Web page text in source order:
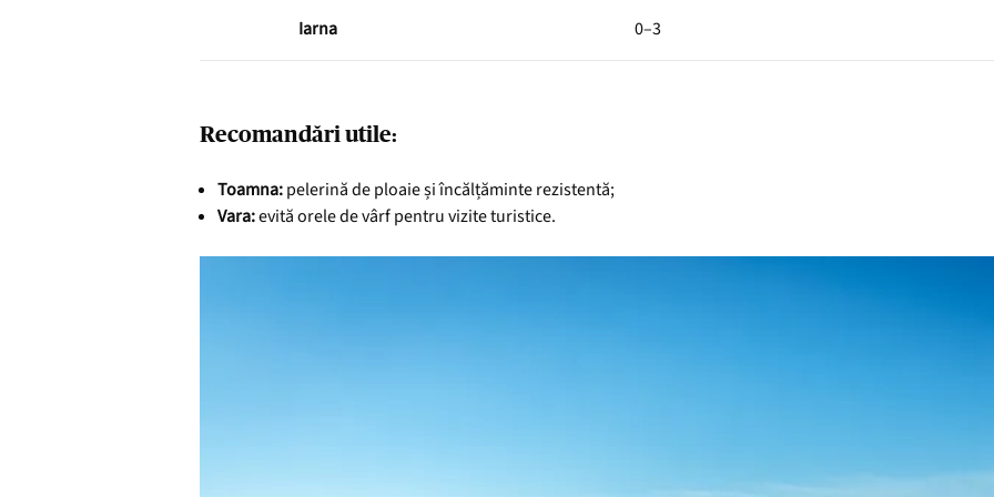
Iarna 0–3
Recomandări utile:
Toamna:pelerină de ploaie și încălțăminte rezistentă;
Vara:evită orele de vârf pentru vizite turistice.